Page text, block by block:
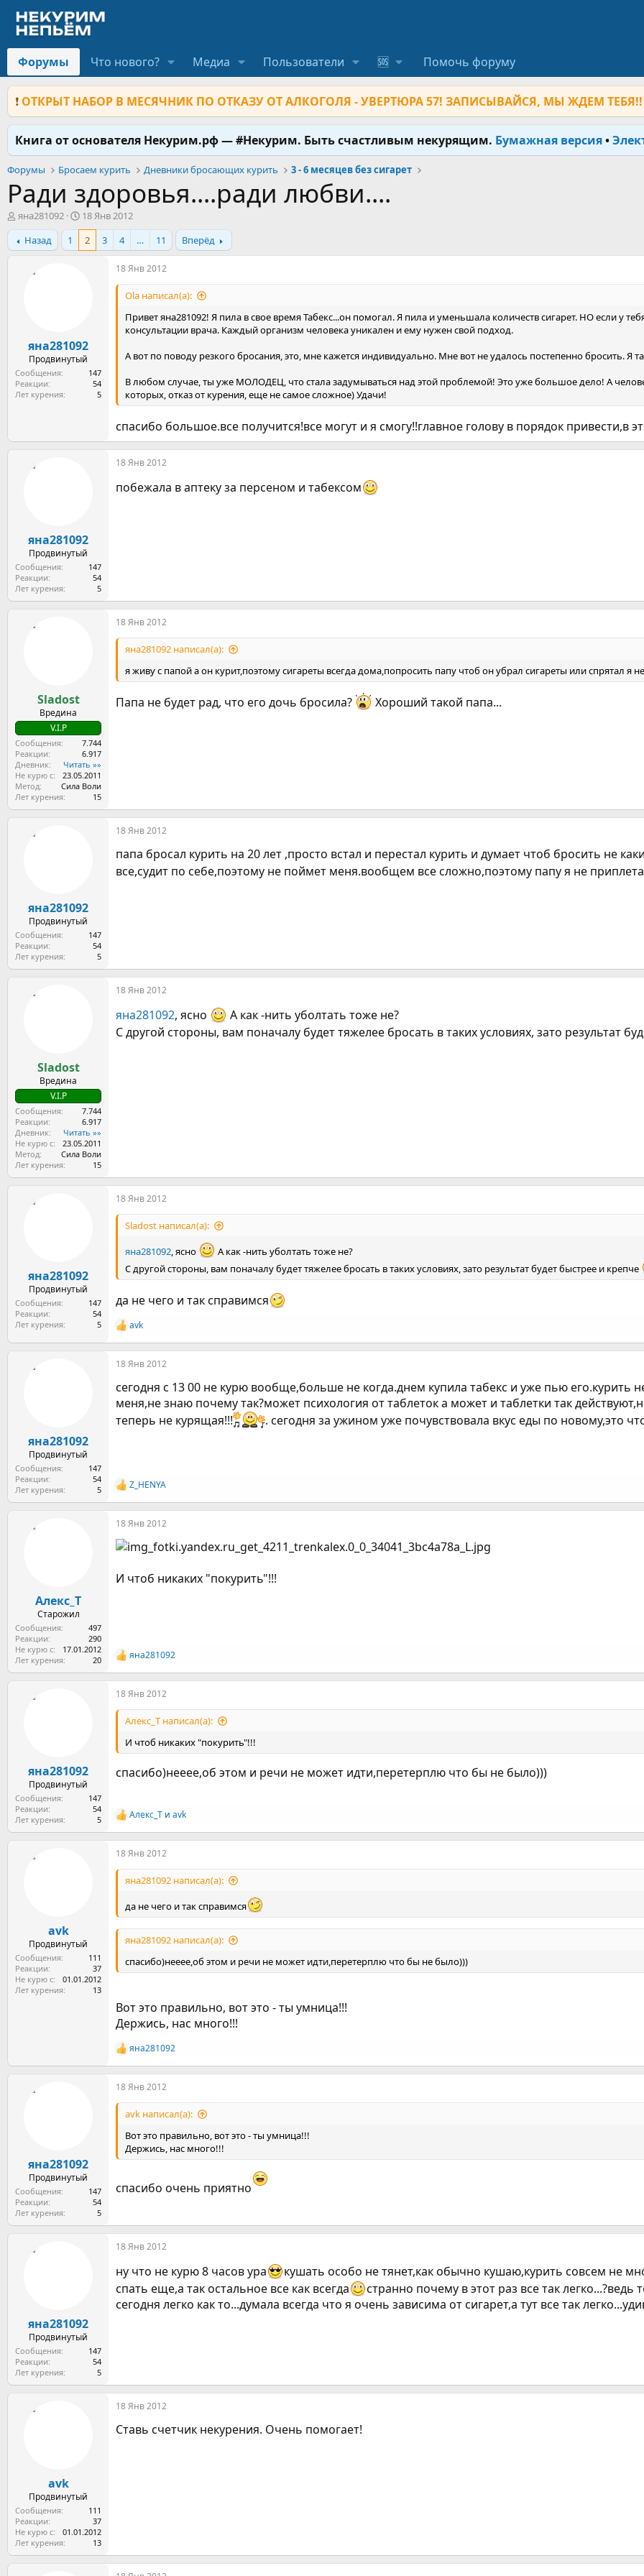
Форумы Что нового? Медиа Пользователи 🆘 Помочь форуму
❗ ОТКРЫТ НАБОР В МЕСЯЧНИК ПО ОТКАЗУ ОТ АЛКОГОЛЯ - УВЕРТЮРА 57! ЗАПИСЫВАЙСЯ, МЫ ЖДЕМ ТЕБЯ!!
Книга от основателя Некурим.рф — #Некурим. Быть счастливым некурящим. Бумажная версия•
Форумы Бросаем курить Дневники бросающих курить 3 - 6 месяцев без сигарет
Ради здоровья....ради любви....
А
в
т
о
яна281092
Д
а
т
а
18 Янв 2012
Назад
1 2 3 4 … 11 Вперёд
яна281092
Продвинутый
Сообщения
147
Реакции
54
Лет курения
5
18 Янв 2012
Ola написал(а):
Привет яна281092! Я пила в свое время Табекс...он помогал. Я пила и уменьшала количеств сигарет. НО если у
консультации врача. Каждый организм человека уникален и ему нужен свой подход.
А вот по поводу резкого бросания, это, мне кажется индивидуально. Мне вот не удалось постепенно бросить. Я
В любом случае, ты уже МОЛОДЕЦ, что стала задумываться над этой проблемой! Это уже большое дело! А
которых, отказ от курения, еще не самое сложное) Удачи!
спасибо большое.все получится!все могут и я смогу!!главное голову в порядок привести,в
яна281092
Продвинутый
Сообщения
147
Реакции
54
Лет курения
5
18 Янв 2012
побежала в аптеку за персеном и табексом
Sladost
Вредина
V.I.P
Сообщения
7.744
Реакции
6.917
Дневник
Читать »»
Не курю с
23.05.2011
Метод
Сила Воли
Лет курения
15
18 Янв 2012
яна281092 написал(а):
я живу с папой а он курит,поэтому сигареты всегда дома,попросить папу чтоб он убрал сигареты или спрятал я
Папа не будет рад, что его дочь бросила? Хороший такой папа...
яна281092
Продвинутый
Сообщения
147
Реакции
54
Лет курения
5
18 Янв 2012
папа бросал курить на 20 лет ,просто встал и перестал курить и думает чтоб бросить не
все,судит по себе,поэтому не поймет меня.вообщем все сложно,поэтому папу я не
Sladost
Вредина
V.I.P
Сообщения
7.744
Реакции
6.917
Дневник
Читать »»
Не курю с
23.05.2011
Метод
Сила Воли
Лет курения
15
18 Янв 2012
яна281092, ясно
А как -нить уболтать тоже не?
С другой стороны, вам поначалу будет тяжелее бросать в таких условиях, зато результат
яна281092
Продвинутый
Сообщения
147
Реакции
54
Лет курения
5
18 Янв 2012
Sladost написал(а):
яна281092, ясно
А как -нить уболтать тоже не?
С другой стороны, вам поначалу будет тяжелее бросать в таких условиях, зато результат будет быстрее и крепче
да не чего и так справимся
Р
е
а
к
и
и
:
avk
яна281092
Продвинутый
Сообщения
147
Реакции
54
Лет курения
5
18 Янв 2012
сегодня с 13 00 не курю вообще,больше не когда.днем купила табекс и уже пью
меня,не знаю почему так?может психология от таблеток а может и таблетки так
теперь не курящая!!!
. сегодня за ужином уже почувствовала вкус еды по новому,это
Р
е
а
к
и
Z_HENYA
Алекс_Т
Старожил
Сообщения
497
Реакции
290
Не курю с
17.01.2012
Лет курения
20
18 Янв 2012
И чтоб никаких "покурить"!!!
Р
е
а
к
яна281092
яна281092
Продвинутый
Сообщения
147
Реакции
54
Лет курения
5
18 Янв 2012
Алекс_Т написал(а):
И чтоб никаких "покурить"!!!
спасибо)нееее,об этом и речи не может идти,перетерплю что бы не было)))
Р
е
а
к
Алекс_Т и avk
avk
Продвинутый
Сообщения
111
Реакции
37
Не курю с
01.01.2012
Лет курения
13
18 Янв 2012
яна281092 написал(а):
да не чего и так справимся
яна281092 написал(а):
спасибо)нееее,об этом и речи не может идти,перетерплю что бы не было)))
Вот это правильно, вот это - ты умница!!!
Держись, нас много!!!
Р
е
а
к
яна281092
яна281092
Продвинутый
Сообщения
147
Реакции
54
Лет курения
5
18 Янв 2012
avk написал(а):
Вот это правильно, вот это - ты умница!!!
Держись, нас много!!!
спасибо очень приятно
яна281092
Продвинутый
Сообщения
147
Реакции
54
Лет курения
5
18 Янв 2012
ну что не курю 8 часов ура
кушать особо не тянет,как обычно кушаю,курить совсем не
спать еще,а так остальное все как всегда
странно почему в этот раз все так
сегодня легко как то...думала всегда что я очень зависима от сигарет,а тут все так
avk
Продвинутый
Сообщения
111
Реакции
37
Не курю с
01.01.2012
Лет курения
13
18 Янв 2012
Ставь счетчик некурения. Очень помогает!